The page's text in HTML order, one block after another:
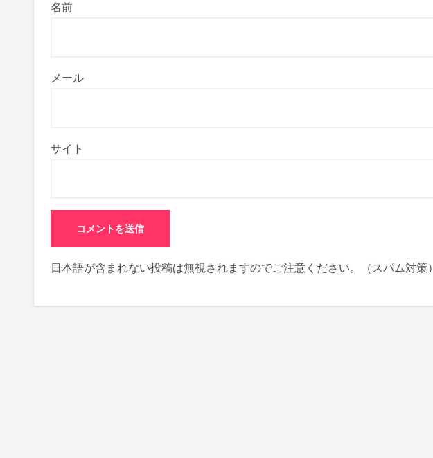
名前
メール
サイト
日本語が含まれない投稿は無視されますのでご注意ください。（スパム対策）